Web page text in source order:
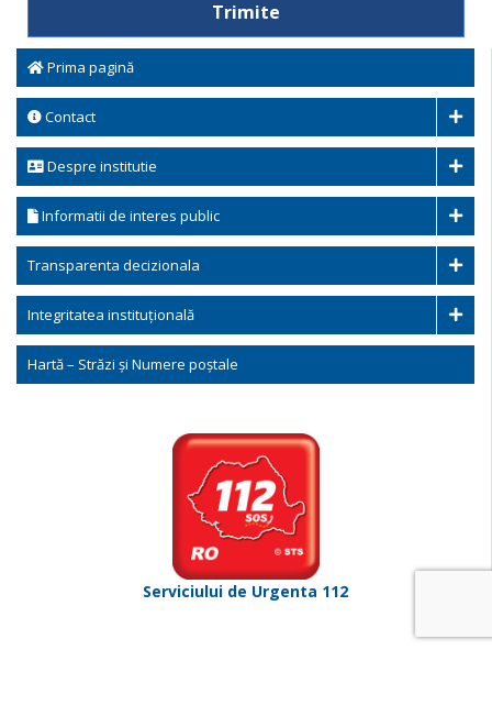
Prima pagină
Contact
Despre institutie
Informatii de interes public
Transparenta decizionala
Integritatea instituțională
Hartă – Străzi și Numere poștale
Serviciului de Urgenta 112